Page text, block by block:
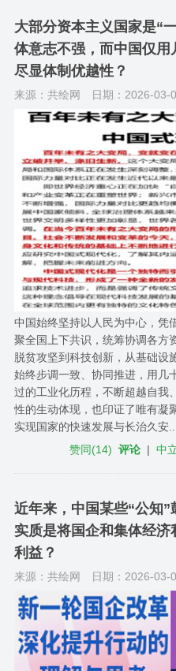
大部分资本主义国家是“
体意志不强，而中国仅用
尽显体制优越性？
来源：共绘网 日期：2026-03-
中国始终坚持以人民为中心，凭
聚全国上下共识，统筹协调各方
脱贫攻坚到科技创新，从基础设
始终步调一致、协同推进，用几
过的工业化历程，不断超越自我
性的生动体现，也印证了唯有凝
实现国家的快速发展与长治久安
赞同(14) 评论 |中
近年来，中国某些“公知”
实质是将国企和集体经
利益？
来源：共绘网 日期：2026-03-